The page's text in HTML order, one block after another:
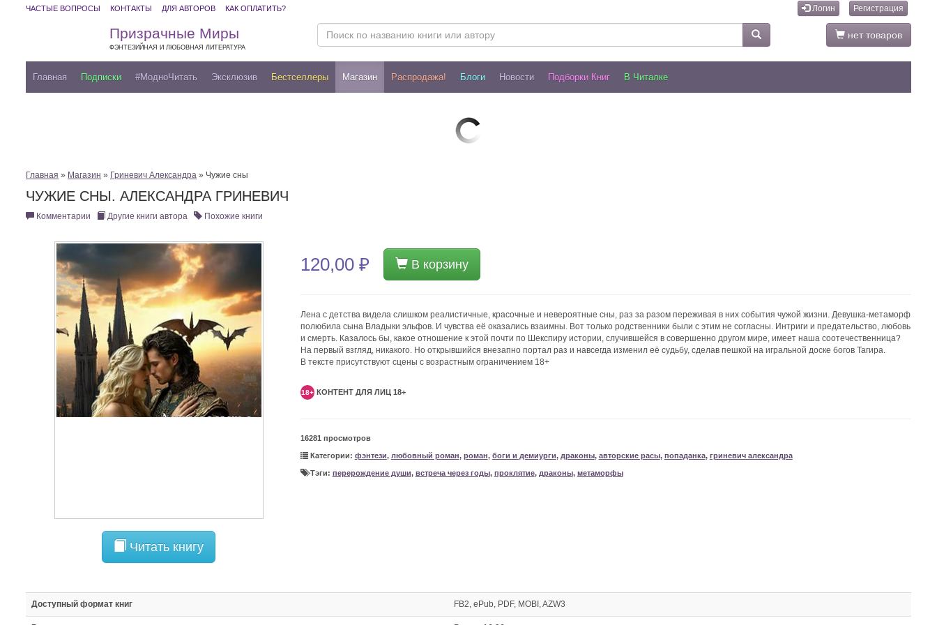
ЧАСТЫЕ ВОПРОСЫ КОНТАКТЫ ДЛЯ АВТОРОВ КАК ОПЛАТИТЬ? Логин Регистрация
Призрачные Миры
ФЭНТЕЗИЙНАЯ И ЛЮБОВНАЯ ЛИТЕРАТУРА
нет товаров
Главная Подписки #МодноЧитать Эксклюзив Бестселлеры Магазин Распродажа! Блоги Новости Подборки Книг В Читалке
Главная » Магазин » Гриневич Александра » Чужие сны
ЧУЖИЕ СНЫ. АЛЕКСАНДРА ГРИНЕВИЧ
Комментарии Другие книги автора Похожие книги
Читать книгу
120,00 ₽ В корзину
Лена с детства видела слишком реалистичные, красочные и невероятные сны, раз за разом переживая в них события чужой жизни. Девушка-метаморф
полюбила сына Владыки эльфов. И чувства её оказались взаимны. Вот только родственники были с этим не согласны. Интриги и предательство, любовь
и смерть. Казалось бы, какое отношение к этой почти по Шекспиру истории, случившейся в совершенно другом мире, имеет наша соотечественница?
На первый взгляд, никакого. Но открывшийся внезапно портал раз и навсегда изменил её судьбу, сделав пешкой на игральной доске богов Тагира.
В тексте присутствуют сцены с возрастным ограничением 18+
18+КОНТЕНТ ДЛЯ ЛИЦ 18+
16281 просмотров
Категории: фэнтези, любовный роман, роман, боги и демиурги, драконы, авторские расы, попаданка, гриневич александра
Тэги: перерождение души, встреча через годы, проклятие, драконы, метаморфы
Доступный формат книг FB2, ePub, PDF, MOBI, AZW3